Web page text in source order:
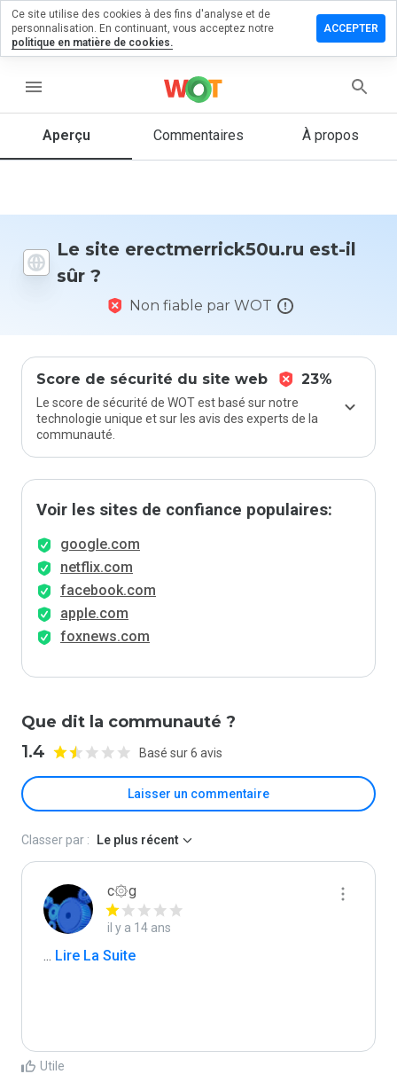
menu
Aperçu Commentaires À propos
Le site erectmerrick50u.ru est-il
sûr ?
Non fiable par WOT
Score de sécurité du site web 23%
Le score de sécurité de WOT est basé sur notre
technologie unique et sur les avis des experts de la
communauté.
Voir les sites de confiance populaires:
google.com
netflix.com
facebook.com
apple.com
foxnews.com
Que dit la communauté ?
1.4 Basé sur 6 avis
Laisser un commentaire
un
sur
Quelle
donneriez-
Classer par : Le plus récent
c۞g
il y a 14 ans
... Lire La Suite
Utile
Ce site utilise des cookies à des fins d'analyse et de
personnalisation. En continuant, vous acceptez notre
politique en matière de cookies.
ACCEPTER